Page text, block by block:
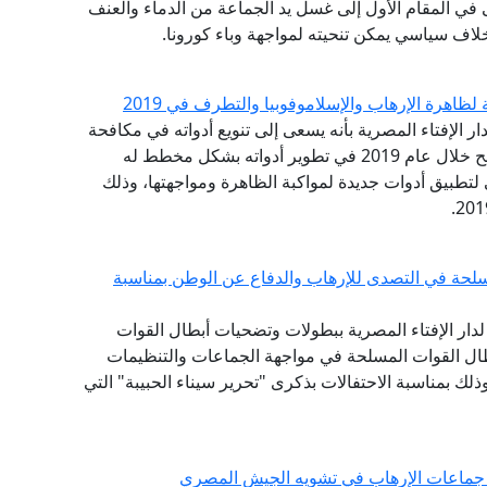
المقام الأول إلى غسل يد الجماعة من الدماء والعنف
سياسي يمكن تنحيته لمواجهة وباء كورونا.
الإرهاب والإسلاموفوبيا والتطرف في 2019
الإفتاء المصرية بأنه يسعى إلى تنويع أدواته في مكافحة
التطرف والإرهاب وظاهرة الفتاوى التكفيرية، وأنه نجح خلال عام 2019 في تطوير أدواته بشكل مخطط له
أدوات جديدة لمواكبة الظاهرة ومواجهتها، وذلك
في التصدى للإرهاب والدفاع عن الوطن بمناسبة
لدار الإفتاء المصرية ببطولات وتضحيات أبطال القوات
القوات المسلحة في مواجهة الجماعات والتنظيمات
بمناسبة الاحتفالات بذكرى "تحرير سيناء الحبيبة" التي
الإرهاب في تشويه الجيش المصري